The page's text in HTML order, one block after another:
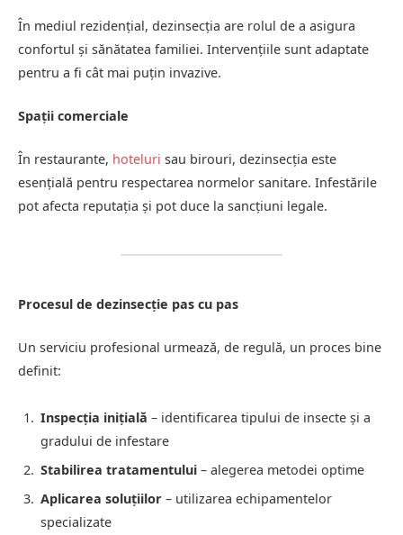
În mediul rezidențial, dezinsecția are rolul de a asigura
confortul și sănătatea familiei. Intervențiile sunt adaptate
pentru a fi cât mai puțin invazive.
Spații comerciale
În restaurante, hoteluri sau birouri, dezinsecția este
esențială pentru respectarea normelor sanitare. Infestările
pot afecta reputația și pot duce la sancțiuni legale.
Procesul de dezinsecție pas cu pas
Un serviciu profesional urmează, de regulă, un proces bine
definit:
Inspecția inițială – identificarea tipului de insecte și a
gradului de infestare
Stabilirea tratamentului – alegerea metodei optime
Aplicarea soluțiilor – utilizarea echipamentelor
specializate